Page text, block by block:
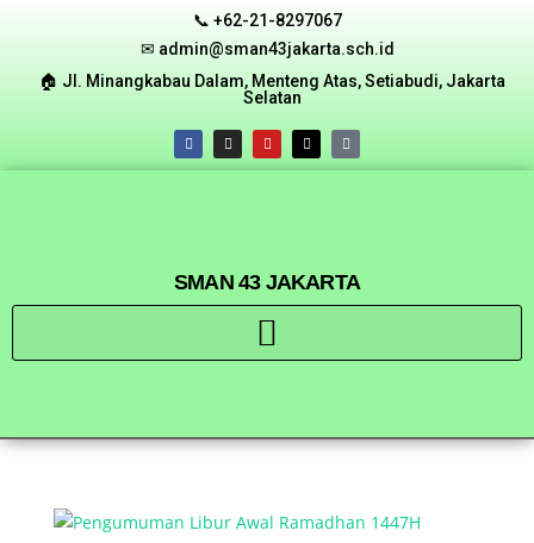
📞 +62-21-8297067
✉ admin@sman43jakarta.sch.id
🏠︎ Jl. Minangkabau Dalam, Menteng Atas, Setiabudi, Jakarta
Selatan
SMAN 43 JAKARTA